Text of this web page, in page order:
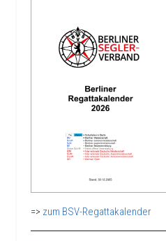
=> zum BSV-Regattakalender